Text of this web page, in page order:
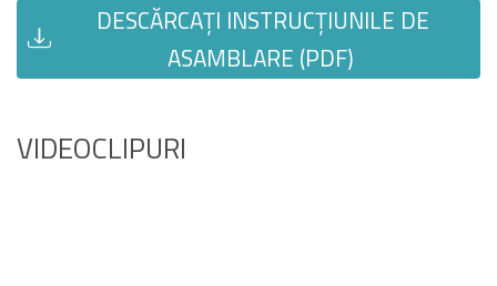
DESCĂRCAȚI INSTRUCȚIUNILE DE
ASAMBLARE (PDF)
VIDEOCLIPURI